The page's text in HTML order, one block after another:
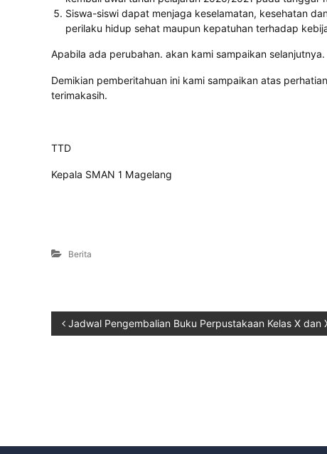
Siswa-siswi dapat menjaga keselamatan, kesehatan
perilaku hidup sehat maupun kepatuhan terhadap
Apabila ada perubahan. akan kami sampaikan selanjutnya.
Demikian pemberitahuan ini kami sampaikan atas
terimakasih.
TTD
Kepala SMAN 1 Magelang
Berita
Jadwal Pengembalian Buku Perpustakaan Kelas X dan